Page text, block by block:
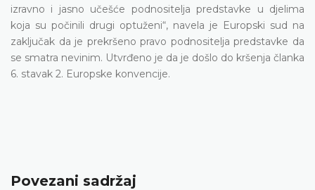
izravno i jasno učešće podnositelja predstavke u djelima
koja su počinili drugi optuženi“, navela je Europski sud na
zaključak da je prekršeno pravo podnositelja predstavke da
se smatra nevinim. Utvrđeno je da je došlo do kršenja članka
6. stavak 2. Europske konvencije.
Povezani sadržaj